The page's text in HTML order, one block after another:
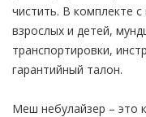
чистить. В комплекте
взрослых и детей,
транспортировки,
гарантийный талон.
Меш небулайзер – это